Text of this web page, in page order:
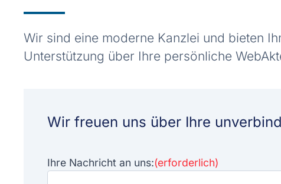
Wir sind eine moderne Kanzlei und bieten
Unterstützung über Ihre persönliche
Wir freuen uns über Ihre
Ihre Nachricht an uns:(erforderlich)